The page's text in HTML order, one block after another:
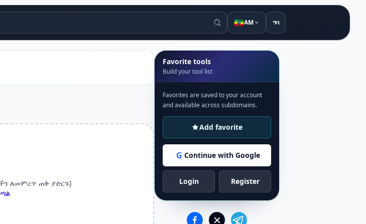
🇪🇹AM ግባ
ለመምረጥ ጠቅ ያድርጉ)
Favorite tools
Build your tool list
Favorites are saved to your account
and available across subdomains.
Add favorite
G Continue with Google
Login Register